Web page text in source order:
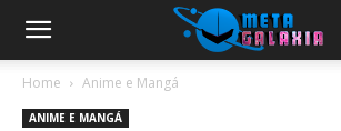
Home Anime e Mangá
ANIME E MANGÁ